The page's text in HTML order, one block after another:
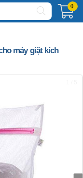
0
máy giặt kích